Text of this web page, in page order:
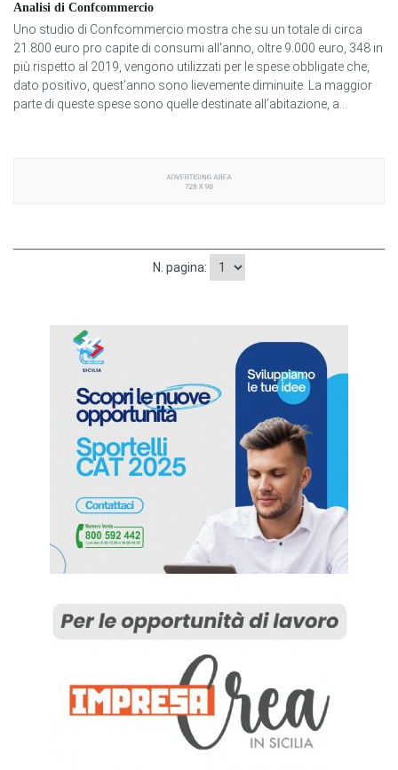
Analisi di Confcommercio
Uno studio di Confcommercio mostra che su un totale di circa
21.800 euro pro capite di consumi all'anno, oltre 9.000 euro, 348 in
più rispetto al 2019, vengono utilizzati per le spese obbligate che,
dato positivo, quest’anno sono lievemente diminuite. La maggior
parte di queste spese sono quelle destinate all’abitazione, a...
N. pagina: